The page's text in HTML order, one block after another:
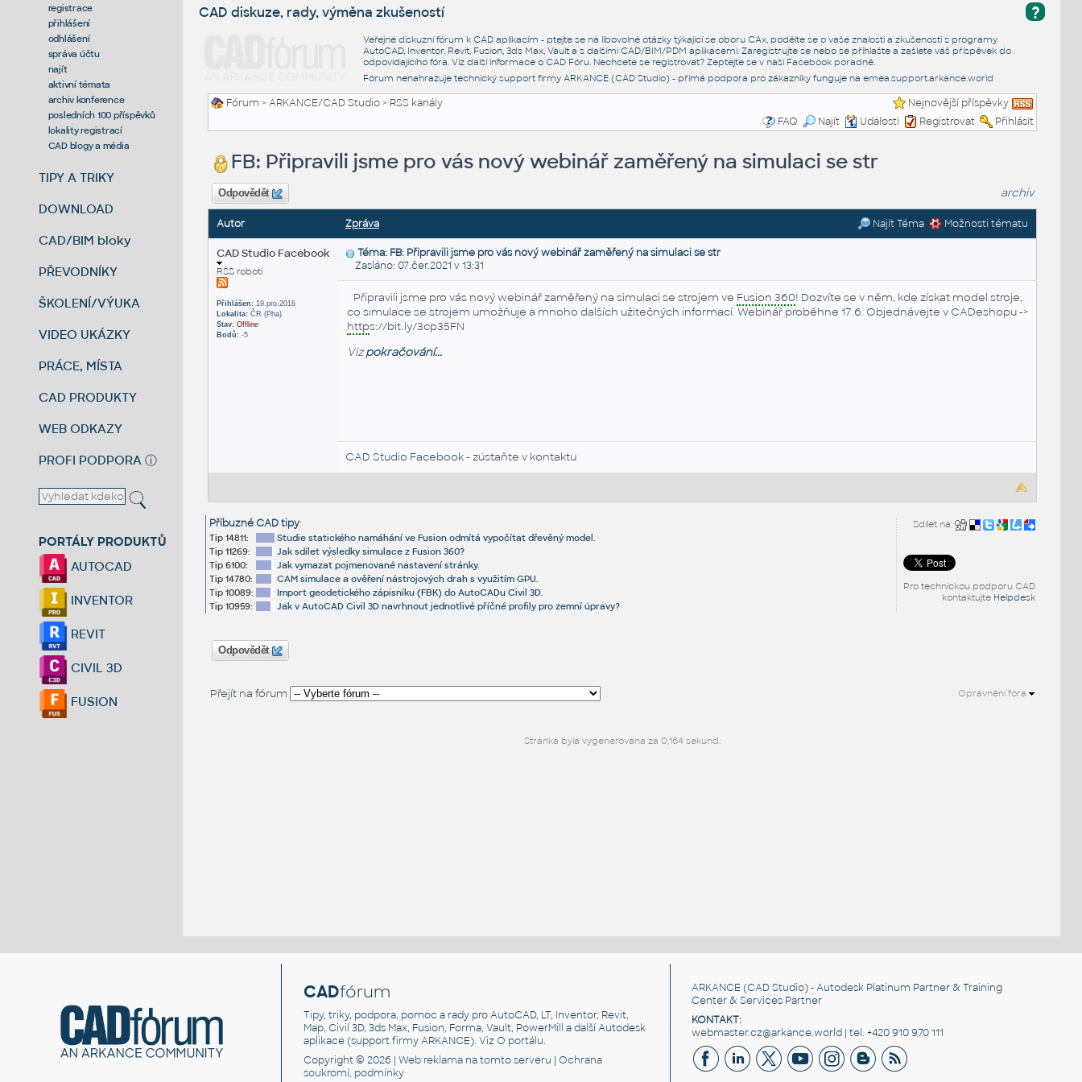
registrace
přihlášení
odhlášení
správa účtu
najít
aktivní témata
archiv konference
posledních 100 příspěvků
lokality registrací
CAD blogy a média
TIPY A TRIKY
DOWNLOAD
CAD/BIM bloky
PŘEVODNÍKY
ŠKOLENÍ/VÝUKA
VIDEO UKÁZKY
PRÁCE, MÍSTA
CAD PRODUKTY
WEB ODKAZY
PROFI PODPORA ⓘ
PORTÁLY PRODUKTŮ
AUTOCAD
INVENTOR
REVIT
CIVIL 3D
FUSION
?
CAD diskuze, rady, výměna zkušeností
Veřejné diskuzní fórum k CAD aplikacím - ptejte se na libovolné otázky týkající se oboru CAx, podělte se o vaše znalosti a zkušenosti s programy
AutoCAD, Inventor, Revit, Fusion, 3ds Max, Vault a s dalšími CAD/BIM/PDM aplikacemi. Zaregistrujte se nebo se přihlašte a zašlete váš příspěvek do
odpovídajícího fóra. Viz další informace o CAD Fóru. Nechcete se registrovat? Zeptejte se v naší Facebook poradně.
Fórum nenahrazuje technický support firmy ARKANCE (CAD Studio) - přímá podpora pro zákazníky funguje na emea.support.arkance.world
Fórum >ARKANCE/CAD Studio> RSS kanály
Nejnovější příspěvky
FAQ
Najít Události Registrovat Přihlásit
FB: Připravili jsme pro vás nový webinář zaměřený na simulaci se str
Odpovědět archiv
Autor Zpráva Najít Téma Možnosti tématu
CAD Studio Facebook
RSS roboti
Přihlášen:19.pro.2016
Lokalita:ČR (Pha)
Stav: Offline
Bodů:-5
Téma: FB: Připravili jsme pro vás nový webinář zaměřený na simulaci se str
Zasláno: 07.čer.2021 v 13:31
Připravili jsme pro vás nový webinář zaměřený na simulaci se strojem ve Fusion 360! Dozvíte se v něm, kde získat model stroje,
co simulace se strojem umožňuje a mnoho dalších užitečných informací. Webinář proběhne 17.6. Objednávejte v CADeshopu ->
https://bit.ly/3cp35FN
Vizpokračování...
CAD Studio Facebook- zústaňte v kontaktu
Sdílet na:
Pro technickou podporu CAD
kontaktujte Helpdesk
Příbuzné CAD tipy:
Tip 14811:
Studie statického namáhání ve Fusion odmítá vypočítat dřevěný model.
Tip 11269:
Jak sdílet výsledky simulace z Fusion 360?
Tip 6100:
Jak vymazat pojmenované nastavení stránky.
Tip 14780:
CAM simulace a ověření nástrojových drah s využitím GPU.
Tip 10089:
Import geodetického zápisníku (FBK) do AutoCADu Civil 3D.
Tip 10959:
Jak v AutoCAD Civil 3D navrhnout jednotlivé příčné profily pro zemní úpravy?
Odpovědět
Přejít na fórum Oprávnění fóra
Stránka byla vygenerována za 0,164 sekund.
CADfórum
Tipy, triky, podpora, pomoc a rady pro AutoCAD, LT, Inventor, Revit,
Map, Civil 3D, 3ds Max, Fusion, Forma, Vault, PowerMill a další Autodesk
aplikace (support firmy ARKANCE). VizO portálu.
Copyright © 2026 |Web reklama na tomto serveru |Ochrana
soukromí, podmínky
ARKANCE (CAD Studio) - Autodesk Platinum Partner & Training
Center & Services Partner
KONTAKT:
webmaster.cz@arkance.world | tel. +420 910 970 111